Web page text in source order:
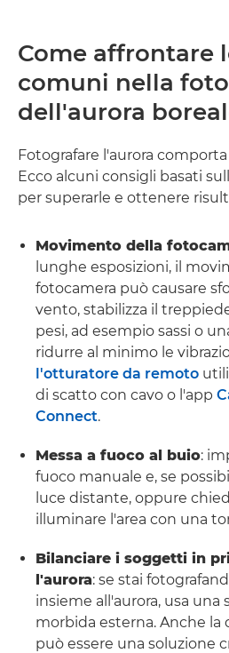
Come affrontare
comuni nella
dell'aurora
Fotografare l'aurora
Ecco alcuni consigli basati
per superarle e ottenere
Movimento della
lunghe esposizioni, il
fotocamera può causare
vento, stabilizza il
pesi, ad esempio sassi o
ridurre al minimo le
l'otturatore da remoto
di scatto con cavo o l'app
Connect.
Messa a fuoco al buio:
fuoco manuale e, se
luce distante, oppure
illuminare l'area con una
Bilanciare i soggetti in
l'aurora: se stai
insieme all'aurora, usa una
morbida esterna. Anche la
può essere una soluzione